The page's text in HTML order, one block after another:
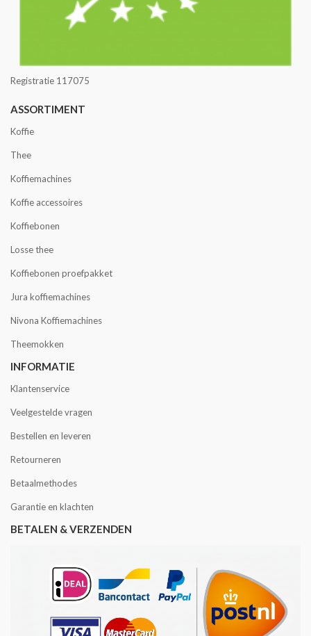
Registratie 117075
ASSORTIMENT
Koffie
Thee
Koffiemachines
Koffie accessoires
Koffiebonen
Losse thee
Koffiebonen proefpakket
Jura koffiemachines
Nivona Koffiemachines
Theemokken
INFORMATIE
Klantenservice
Veelgestelde vragen
Bestellen en leveren
Retourneren
Betaalmethodes
Garantie en klachten
BETALEN & VERZENDEN